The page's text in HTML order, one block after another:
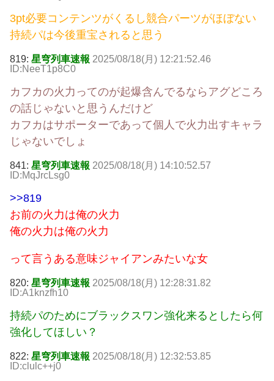
3pt必要コンテンツがくるし競合パーツがほぼない
持続パは今後重宝されると思う
819: 星穹列車速報 2025/08/18(月) 12:21:52.46
ID:NeeT1p8C0
カフカの火力ってのが起爆含んでるならアグどころ
の話じゃないと思うんだけど
カフカはサポーターであって個人で火力出すキャラ
じゃないでしょ
841: 星穹列車速報 2025/08/18(月) 14:10:52.57
ID:MqJrcLsg0
>>819
お前の火力は俺の火力
俺の火力は俺の火力
って言うある意味ジャイアンみたいな女
820: 星穹列車速報 2025/08/18(月) 12:28:31.82
ID:A1knzfh10
持続パのためにブラックスワン強化来るとしたら何
強化してほしい？
822: 星穹列車速報 2025/08/18(月) 12:32:53.85
ID:clulc++j0